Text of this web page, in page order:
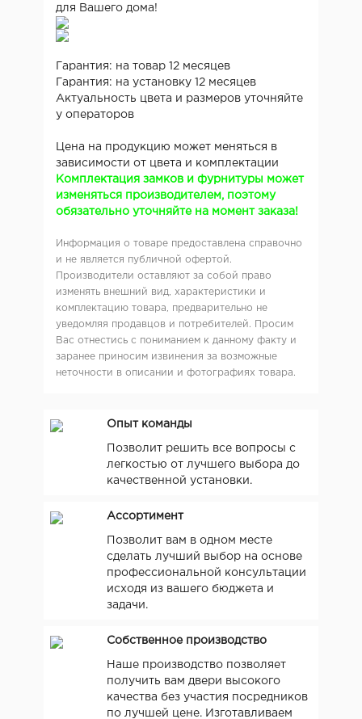
для Вашего дома!
Гарантия: на товар 12 месяцев
Гарантия: на установку 12 месяцев
Актуальность цвета и размеров уточняйте
у операторов
Цена на продукцию может меняться в
зависимости от цвета и комплектации
Комплектация замков и фурнитуры может
изменяться производителем, поэтому
обязательно уточняйте на момент заказа!
Информация о товаре предоставлена справочно
и не является публичной офертой.
Производители оставляют за собой право
изменять внешний вид, характеристики и
комплектацию товара, предварительно не
уведомляя продавцов и потребителей. Просим
Вас отнестись с пониманием к данному факту и
заранее приносим извинения за возможные
неточности в описании и фотографиях товара.
Опыт команды
Позволит решить все вопросы с
легкостью от лучшего выбора до
качественной установки.
Ассортимент
Позволит вам в одном месте
сделать лучший выбор на основе
профессиональной консультации
исходя из вашего бюджета и
задачи.
Собственное производство
Наше производство позволяет
получить вам двери высокого
качества без участия посредников
по лучшей цене. Изготавливаем